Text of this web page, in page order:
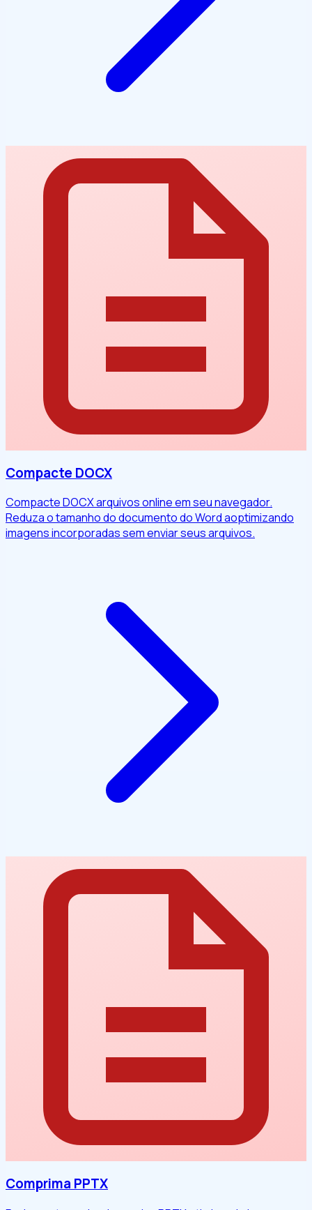
Compacte DOCX
Compacte DOCX arquivos online em seu navegador.
Reduza o tamanho do documento do Word aoptimizando
imagens incorporadas sem enviar seus arquivos.
Comprima PPTX